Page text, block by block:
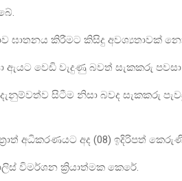
ඝාතනය කිරීමට කිසිදු අවශ්‍යතාවක්
ඇයට වෙඩි වැදුණු බවත් සැකකරු
සිටීම නිසා බවද සැකකරු
අධිකරණයට අද (08) ඉදිරිපත්
විමර්ශන ක්‍රියාත්මක කෙරේ.